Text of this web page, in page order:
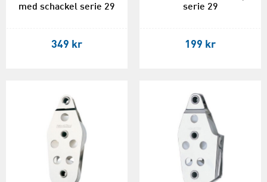
med schackel serie 29
349 kr
serie 29
199 kr